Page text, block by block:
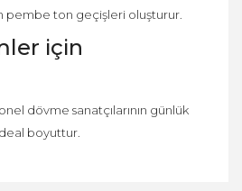
pembe ton geçişleri oluşturur.
için
dövme sanatçılarının günlük
boyuttur.